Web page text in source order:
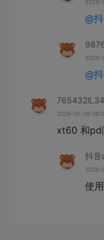
2026-
@
2026-
@
2026-01-06
抖音
2026-
使